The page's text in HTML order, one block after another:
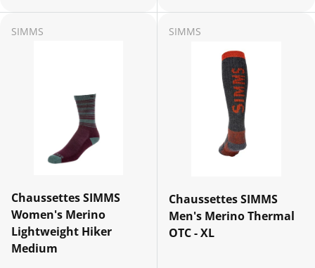
SIMMS
Chaussettes SIMMS
Women's Merino
Lightweight Hiker
Medium
SIMMS
Chaussettes SIMMS
Men's Merino Thermal
OTC - XL